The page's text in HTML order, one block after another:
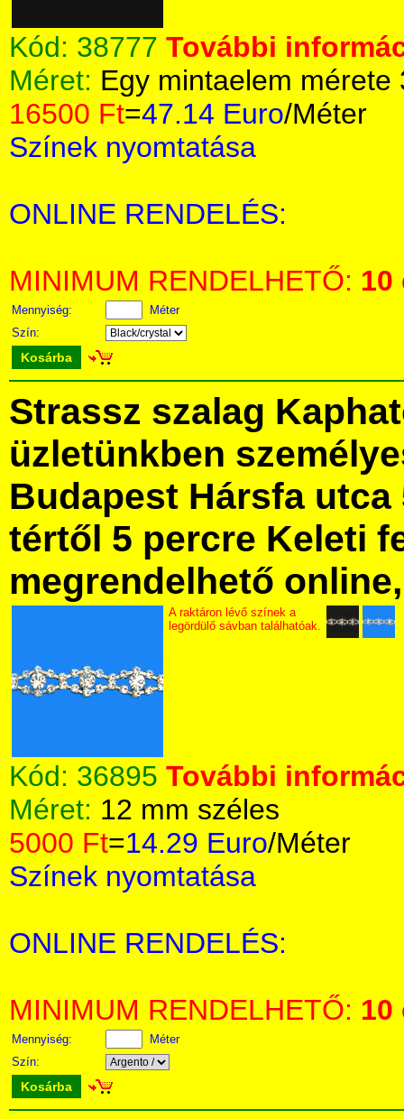
Kód: 38777 További
Méret: Egy mintaelem mérete
16500 Ft=47.14 Euro/Méter
Színek nyomtatása
ONLINE RENDELÉS:
MINIMUM RENDELHETŐ: 10
Mennyiség:
Méter
Szín:
Kosárba
Strassz szalag
üzletünkben
Budapest Hársfa utca
tértől 5 percre Keleti
megrendelhető
A raktáron lévő színek a
legördülő sávban találhatóak.
Kód: 36895 További
Méret: 12 mm széles
5000 Ft=14.29 Euro/Méter
Színek nyomtatása
ONLINE RENDELÉS:
MINIMUM RENDELHETŐ: 10
Mennyiség:
Méter
Szín:
Kosárba